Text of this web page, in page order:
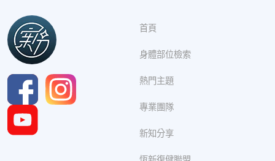
首頁
身體部位檢索
熱門主題
專業團隊
新知分享